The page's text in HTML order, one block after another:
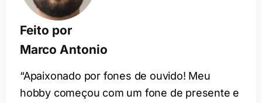
Feito por
Marco Antonio
“Apaixonado por fones de ouvido! Meu
hobby começou com um fone de presente e